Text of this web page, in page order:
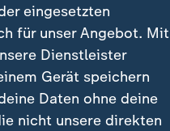
eingesetzten
für unser Angebot. Mit
Dienstleister
Gerät speichern
Daten ohne deine
nicht unsere direkten